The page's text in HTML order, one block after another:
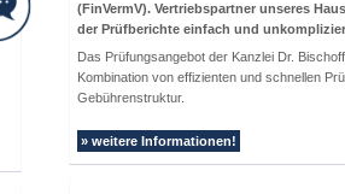
(FinVermV). Vertriebspartner unseres
der Prüfberichte einfach und
Das Prüfungsangebot der Kanzlei Dr.
Kombination von effizienten und schnellen
Gebührenstruktur.
» weitere Informationen!